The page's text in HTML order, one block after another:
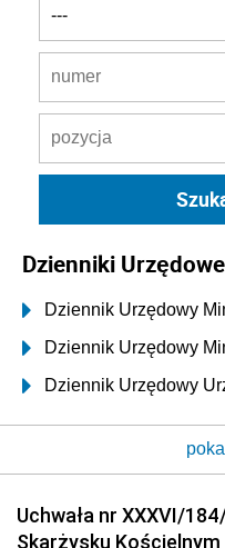
Dzienniki Urzędowe
Dziennik Urzędowy
Dziennik Urzędowy
Dziennik Urzędowy
Dziennik Urzędowy
Elektronicznej
Uchwała nr XXXVI/
Skarżysku